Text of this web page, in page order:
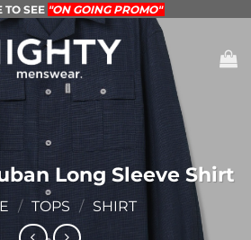
TO SEE "ON GOING PROMO"
Long Sleeve Shirt
/ TOPS / SHIRT